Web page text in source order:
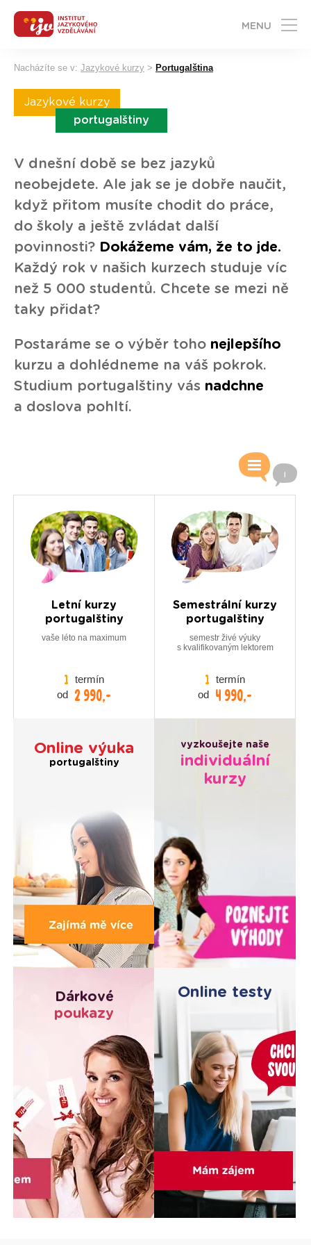
MENU
Nacházíte se v: Jazykové kurzy > Portugalština
Jazykové kurzy
portugalštiny
V dnešní době se bez jazyků
neobejdete. Ale jak se je dobře naučit,
když přitom musíte chodit do práce,
do školy a ještě zvládat další
povinnosti? Dokážeme vám, že to jde.
Každý rok v našich kurzech studuje víc
než 5 000 studentů. Chcete se mezi ně
taky přidat?
Postaráme se o výběr toho nejlepšího
kurzu a dohlédneme na váš pokrok.
Studium portugalštiny vás nadchne
a doslova pohltí.
Letní kurzy
portugalštiny
vaše léto na maximum
1 termín
od 2 990,-
Semestrální kurzy
portugalštiny
semestr živé výuky
s kvalifikovaným lektorem
1 termín
od 4 990,-
Online výuka
portugalštiny
vyzkoušejte naše
individuální
kurzy
Dárkové
poukazy
Online testy